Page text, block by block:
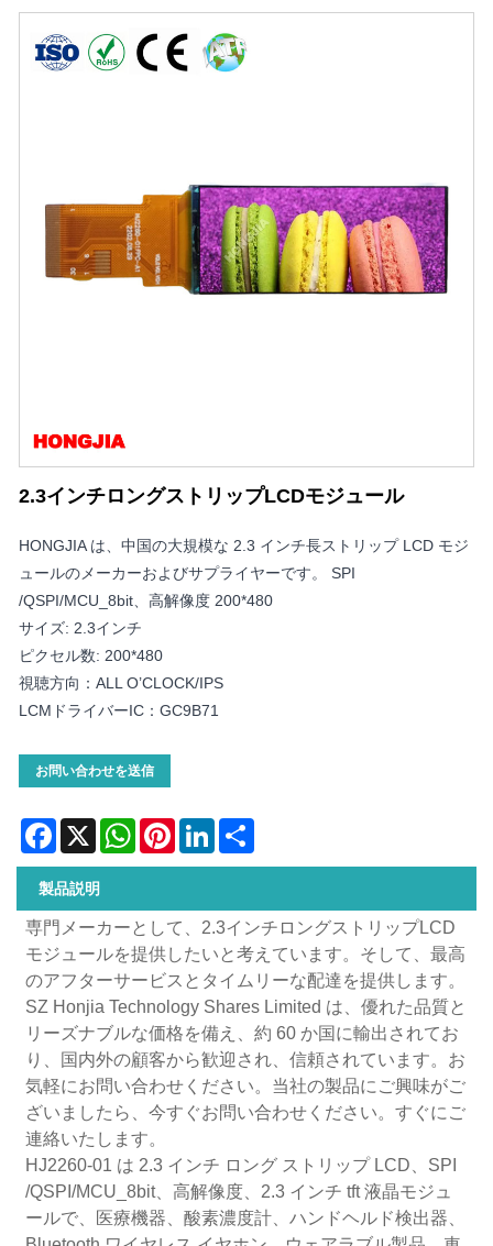
2.3インチロングストリップLCDモジュール
HONGJIA は、中国の大規模な 2.3 インチ長ストリップ LCD モジ
ュールのメーカーおよびサプライヤーです。 SPI
/QSPI/MCU_8bit、高解像度 200*480
サイズ: 2.3インチ
ピクセル数: 200*480
視聴方向：ALL O’CLOCK/IPS
LCMドライバーIC：GC9B71
お問い合わせを送信
Facebook
X WhatsAppPinterestLinkedIn
製品説明
専門メーカーとして、2.3インチロングストリップLCD
モジュールを提供したいと考えています。そして、最高
のアフターサービスとタイムリーな配達を提供します。
SZ Honjia Technology Shares Limited は、優れた品質と
リーズナブルな価格を備え、約 60 か国に輸出されてお
り、国内外の顧客から歓迎され、信頼されています。お
気軽にお問い合わせください。当社の製品にご興味がご
ざいましたら、今すぐお問い合わせください。すぐにご
連絡いたします。
HJ2260-01 は 2.3 インチ ロング ストリップ LCD、SPI
/QSPI/MCU_8bit、高解像度、2.3 インチ tft 液晶モジュ
ールで、医療機器、酸素濃度計、ハンドヘルド検出器、